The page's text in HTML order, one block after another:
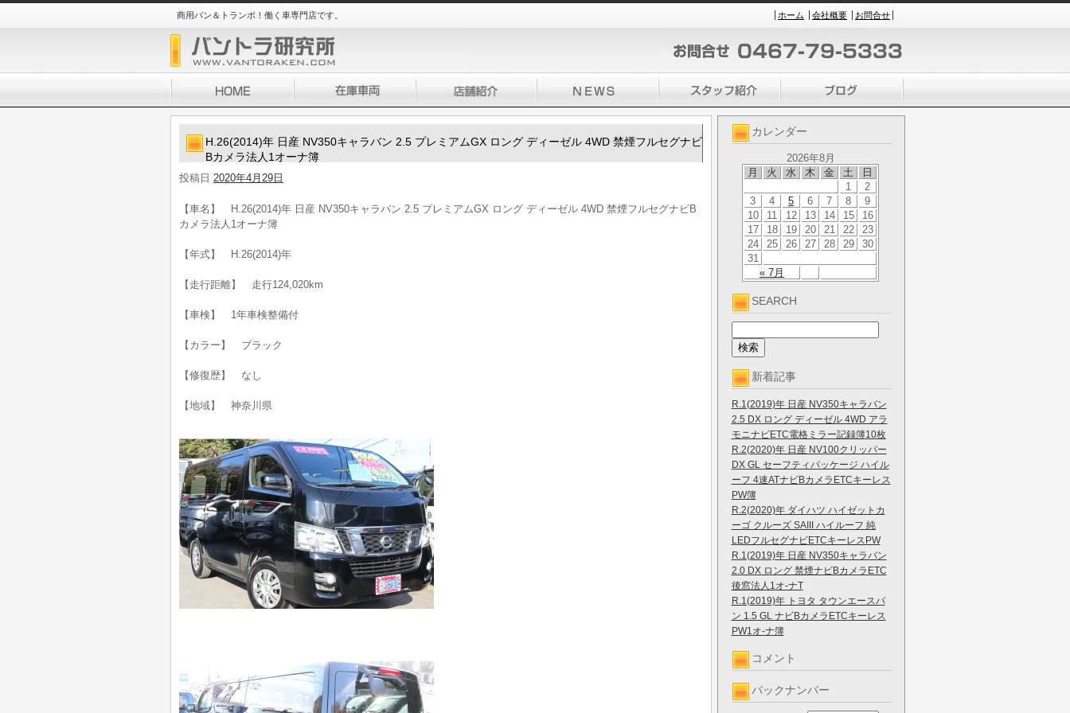
商用バン＆トランポ！働く車専門店です。 ホーム 会社概要 お問合せ
カレンダー
2026年8月
月
火 水 木 金 土 日
« 7月
1
2
3
4 5 6 7 8
9
10
11 12 13 14 15
16
17
18 19 20 21 22
23
24
25 26 27 28 29
30
31
SEARCH
新着記事
R.1(2019)年 日産 NV350キャラバン
2.5 DX ロング ディーゼル 4WD アラ
モニナビETC電格ミラー記録簿10枚
R.2(2020)年 日産 NV100クリッパー
DX GL セーフティパッケージ ハイル
ーフ 4速ATナビBカメラETCキーレス
PW簿
R.2(2020)年 ダイハツ ハイゼットカ
ーゴ クルーズ SAIII ハイルーフ 純
LEDフルセグナビETCキーレスPW
R.1(2019)年 日産 NV350キャラバン
2.0 DX ロング 禁煙ナビBカメラETC
後窓法人1オ-ナT
R.1(2019)年 トヨタ タウンエースバ
ン 1.5 GL ナビBカメラETCキーレス
PW1オ-ナ簿
コメント
バックナンバー
H.26(2014)年 日産 NV350キャラバン 2.5 プレミアムGX ロング ディーゼル 4WD 禁煙フルセグナビ
Bカメラ法人1オーナ簿
投稿日 2020年4月29日
【車名】 H.26(2014)年 日産 NV350キャラバン 2.5 プレミアムGX ロング ディーゼル 4WD 禁煙フルセグナビB
カメラ法人1オーナ簿
【年式】 H.26(2014)年
【走行距離】 走行124,020km
【車検】 1年車検整備付
【カラー】 ブラック
【修復歴】 なし
【地域】 神奈川県